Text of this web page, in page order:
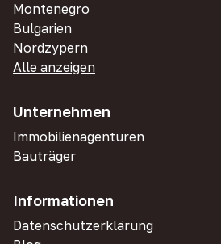
Montenegro
Bulgarien
Nordzypern
Alle anzeigen
Unternehmen
Immobilienagenturen
Bauträger
Informationen
Datenschutzerklärung